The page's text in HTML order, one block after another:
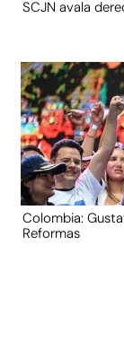
SCJN avala
Colombia:
Reformas